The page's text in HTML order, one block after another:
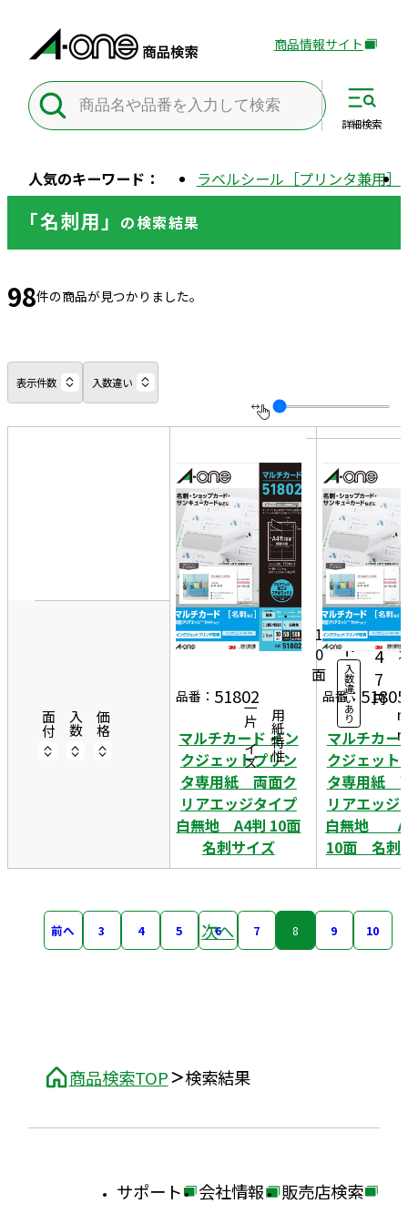
外
サ
別
ン
す
商品情報サイト
人気のキーワード： ラベルシール［プリンタ兼用］
詳細検索
商品検索TOP 検索結果
「名刺用」 の検索結果
98件の商品が見つかりました。
表示件数 入数違い
面付 入数 価格 一片サイズ用紙特性
品番： 51802
マルチカード イン
クジェットプリン
タ専用紙 両面ク
リアエッジタイプ
白無地 A4判 10面
名刺サイズ
1
0
面
50
シ
ー
ト
入
数
違
い
あ
り
3,
0
4
7
円
9
5
品番： 51805
マルチカー
クジェット
タ専用紙
リアエッジ
白無地
10面 名刺
前へ 3 4 5 6 7 8 9 10
次へ
外
サポート
外
会社情報
外
販売店検索